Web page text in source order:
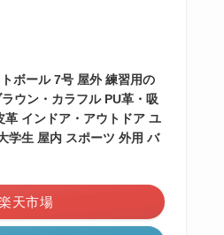
ボール 7号 屋外 練習用の
ウン・カラフル PU革・吸
革 インドア・アウトドア ユ
学生 屋内 スポーツ 外用 バ
天市場